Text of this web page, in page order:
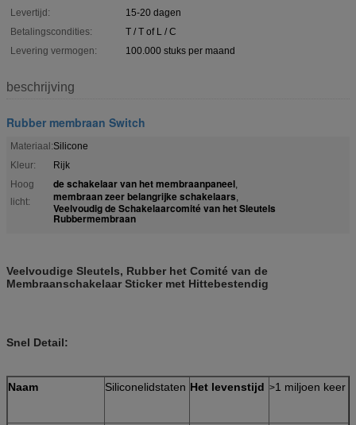
Levertijd:
15-20 dagen
Betalingscondities:
T / T of L / C
Levering vermogen:
100.000 stuks per maand
beschrijving
Rubber membraan Switch
Materiaal:Silicone
Kleur:
Rijk
Hoog
licht:
de schakelaar van het membraanpaneel,
membraan zeer belangrijke schakelaars,
Veelvoudig de Schakelaarcomité van het Sleutels
Rubbermembraan
Veelvoudige Sleutels, Rubber het Comité van de
Membraanschakelaar Sticker met Hittebestendig
Snel Detail:
Naam Siliconelidstaten Het levenstijd >1 miljoen keer